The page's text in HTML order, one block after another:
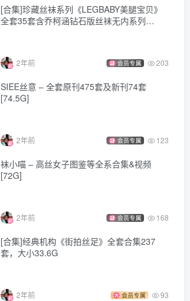
[合集]珍藏丝袜系列《LEGBABY美腿宝贝》
全套35套含乔柯涵钻石版丝袜无内系列
2年前 会员专属 203
SIEE丝意 – 全套原刊475套及新刊74套
[74.5G]
2年前 会员专属 123
袜小喵 – 高丝女子图鉴等全系合集&视频
[72G]
2年前 会员专属 168
[合集]经典机构《街拍丝足》全套合集237
套，大小33.6G
2年前 会员专属 93